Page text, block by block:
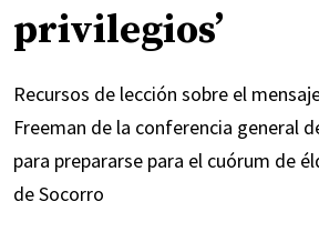
privilegios’
Recursos de lección sobre el
Freeman de la conferencia general
para prepararse para el cuórum de
de Socorro